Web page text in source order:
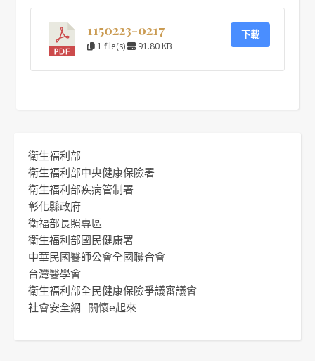
1150223-0217
1 file(s) 91.80 KB
下載
衛生福利部
衛生福利部中央健康保險署
衛生福利部疾病管制署
彰化縣政府
衛福部長照專區
衛生福利部國民健康署
中華民國醫師公會全國聯合會
台灣醫學會
衛生福利部全民健康保險爭議審議會
社會安全網 -關懷e起來